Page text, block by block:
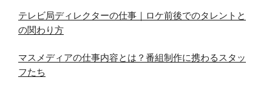
テレビ局ディレクターの仕事｜ロケ前後でのタレントと
の関わり方
マスメディアの仕事内容とは？番組制作に携わるスタッ
フたち